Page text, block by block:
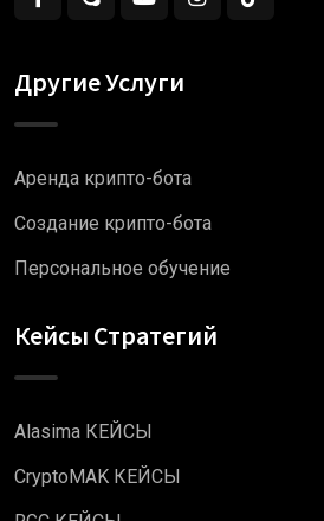
Другие Услуги
Аренда крипто-бота
Создание крипто-бота
Персональное обучение
Кейсы Стратегий
Alasima КЕЙСЫ
CryptoMAK КЕЙСЫ